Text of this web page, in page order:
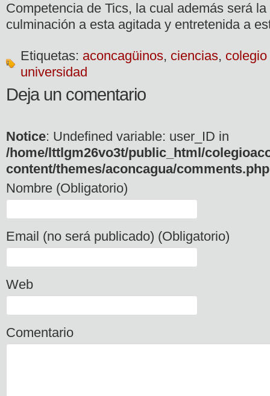
Competencia de Tics, la cual además será
culminación a esta agitada y entretenida a
Etiquetas: aconcagüinos, ciencias,
universidad
Deja un comentario
Notice: Undefined variable: user_ID in
/home/lttlgm26vo3t/public_html/
content/themes/aconcagua/comments.php
Nombre (Obligatorio)
Email (no será publicado) (Obligatorio)
Web
Comentario